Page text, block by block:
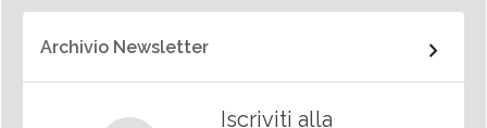
Archivio Newsletter
Iscriviti alla